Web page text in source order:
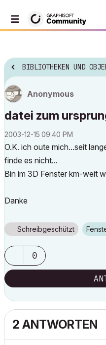
BIBLIOTHEKEN UND
Anonymous
datei zum
‎2003-12-15 09:40 PM
O.K. ich oute mich...seit
finde es nicht...
Bin im 3D Fenster km-weit
Danke
Schreibgeschützt
0
2 ANTWORTEN